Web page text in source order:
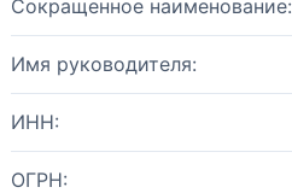
Сокращенное наименование:
Имя руководителя:
ИНН:
ОГРН: